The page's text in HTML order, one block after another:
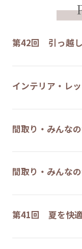
第42回 引っ越
インテリア・レ
間取り・みんな
間取り・みんな
第41回 夏を快